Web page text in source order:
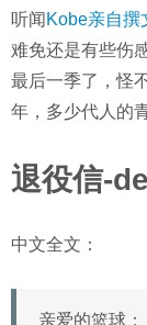
听闻 Kobe亲自撰
难免还是有些伤感
最后一季了，怪
年，多少代人的
退役信-
中文全文：
亲爱的篮球：